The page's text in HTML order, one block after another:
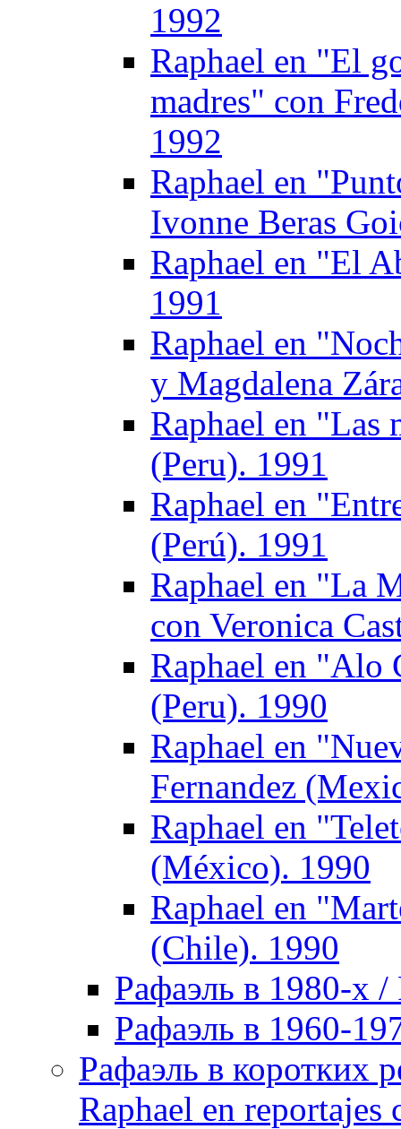
1992
Raphael en "El
madres" con
1992
Raphael en
Ivonne Beras
Raphael en "El
1991
Raphael en
y Magdalena
Raphael en "Las
(Peru). 1991
Raphael en
(Perú). 1991
Raphael en "La
con Veronica
Raphael en "Alo
(Peru). 1990
Raphael en
Fernandez
Raphael en
(México). 1990
Raphael en
(Chile). 1990
Рафаэль в 1980-х /
Рафаэль в 1960-
Рафаэль в коротких
Raphael en reportajes